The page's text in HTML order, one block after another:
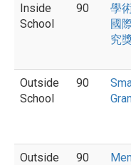
Inside
School
90
學
國
究
Outside
School
90
Outside
90